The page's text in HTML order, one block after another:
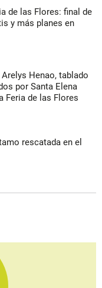
de las Flores: final de
y más planes en
Henao, tablado
por Santa Elena
Feria de las Flores
rescatada en el